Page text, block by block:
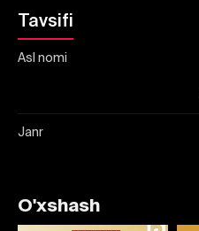
Tavsifi
Asl nomi
Janr
O'xshash